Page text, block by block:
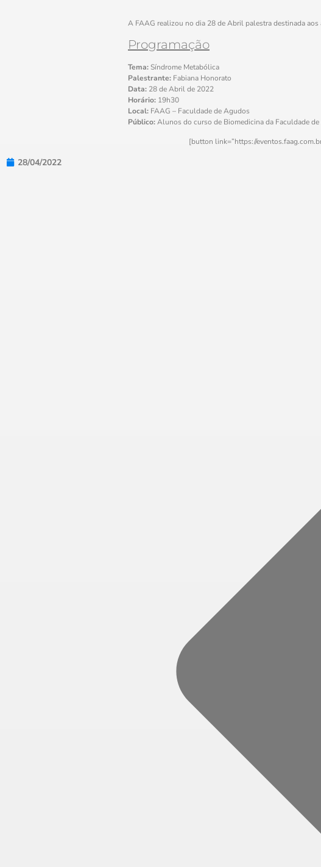
A FAAG realizou no dia 28 de Abril palestra destinada
Programação
Tema: Síndrome Metabólica
Palestrante: Fabiana Honorato
Data: 28 de Abril de 2022
Horário: 19h30
Local: FAAG – Faculdade de Agudos
Público:Alunos do curso de Biomedicina da Faculdade
[button link=”https://
28/04/2022